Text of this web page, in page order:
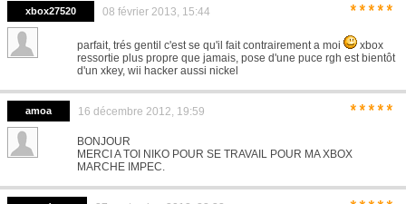
xbox27520 08 février 2013, 15:44 *****
parfait, trés gentil c'est se qu'il fait contrairement a moi
xbox
ressortie plus propre que jamais, pose d'une puce rgh est bientôt
d'un xkey, wii hacker aussi nickel
amoa 16 décembre 2012, 19:59 *****
BONJOUR
MERCI A TOI NIKO POUR SE TRAVAIL POUR MA XBOX
MARCHE IMPEC.